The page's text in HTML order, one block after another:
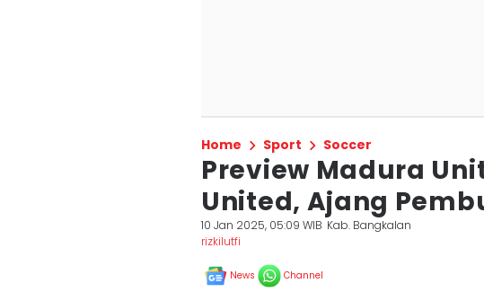
Home Sport Soccer
Preview Madura
United, Ajang
10 Jan 2025, 05:09 WIB Kab. Bangkalan
rizkilutfi
News Channel